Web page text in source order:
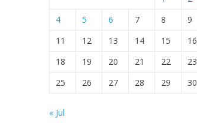
4
5 6 7 8 9
11
12 13 14 15 16
18
19 20 21 22 23
25
26 27 28 29 30
« Jul